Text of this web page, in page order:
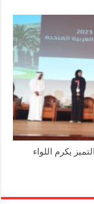
يكرم اللواء